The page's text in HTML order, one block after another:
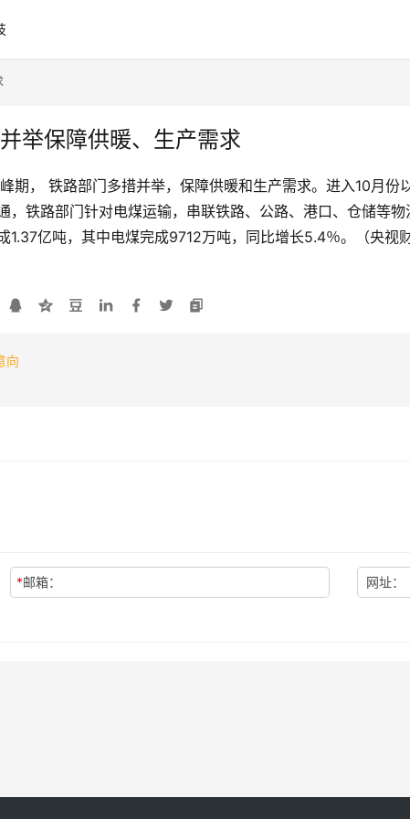
举保障供暖、生产需求
期， 铁路部门多措并举，保障供暖和生产需求。进入10月份
铁路部门针对电煤运输，串联铁路、公路、港口、仓储等
亿吨，其中电煤完成9712万吨，同比增长5.4％。（央视财
向
*邮箱： 网址：